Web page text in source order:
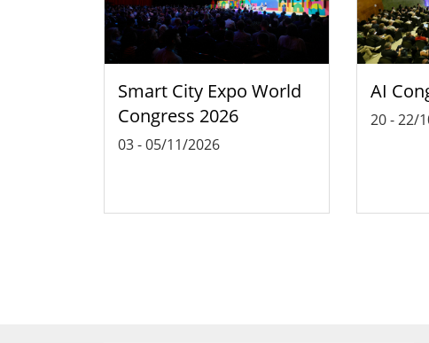
Smart City Expo World
Congress 2026
03-05/11/2026
AI
20-22/